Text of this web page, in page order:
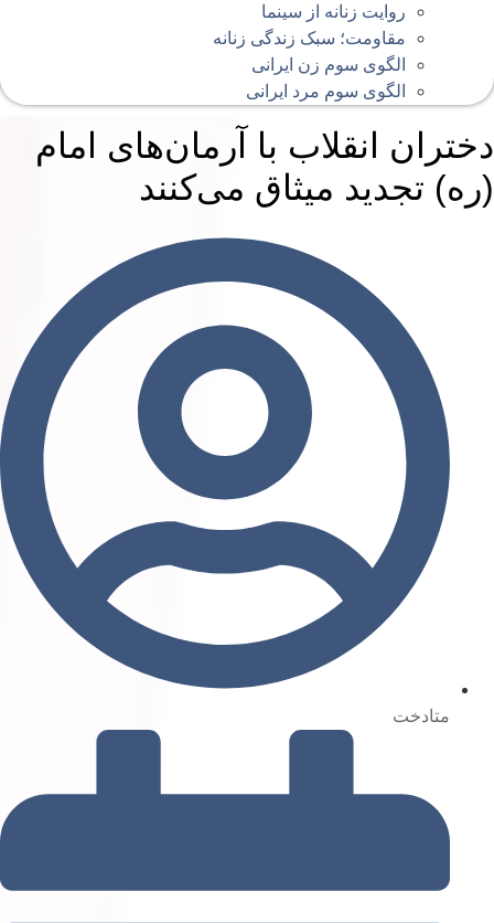
روایت زنانه از سینما
مقاومت؛ سبک زندگی زنانه
الگوی سوم زن ایرانی
الگوی سوم مرد ایرانی
انقلاب با آرمان‌های امام
تجدید میثاق می‌کنند
متادخت